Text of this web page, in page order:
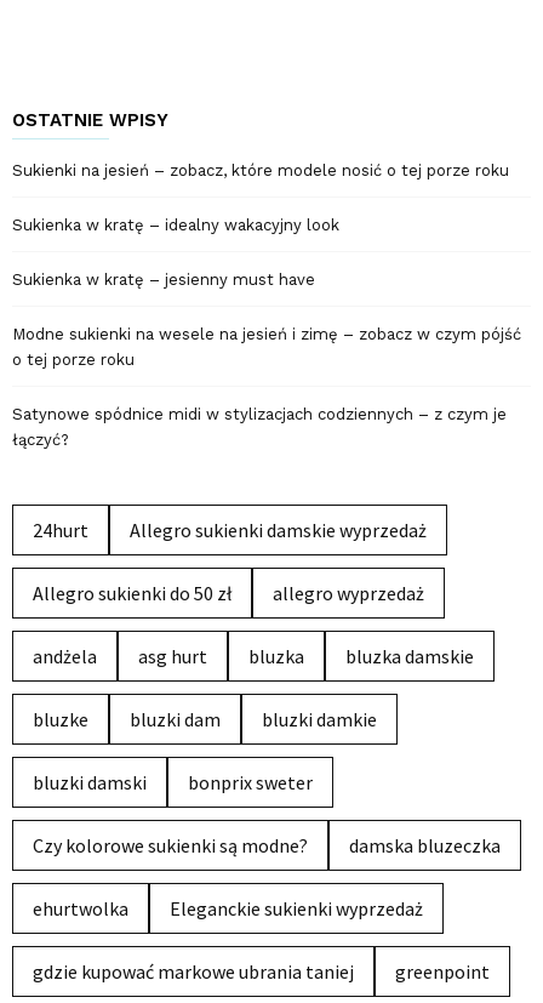
OSTATNIE WPISY
Sukienki na jesień – zobacz, które modele nosić o tej porze roku
Sukienka w kratę – idealny wakacyjny look
Sukienka w kratę – jesienny must have
Modne sukienki na wesele na jesień i zimę – zobacz w czym pójść
o tej porze roku
Satynowe spódnice midi w stylizacjach codziennych – z czym je
łączyć?
24hurt Allegro sukienki damskie wyprzedaż
Allegro sukienki do 50 zł allegro wyprzedaż
andżela asg hurt bluzka bluzka damskie
bluzke bluzki dam bluzki damkie
bluzki damski bonprix sweter
Czy kolorowe sukienki są modne? damska bluzeczka
ehurtwolka Eleganckie sukienki wyprzedaż
gdzie kupować markowe ubrania taniej greenpoint